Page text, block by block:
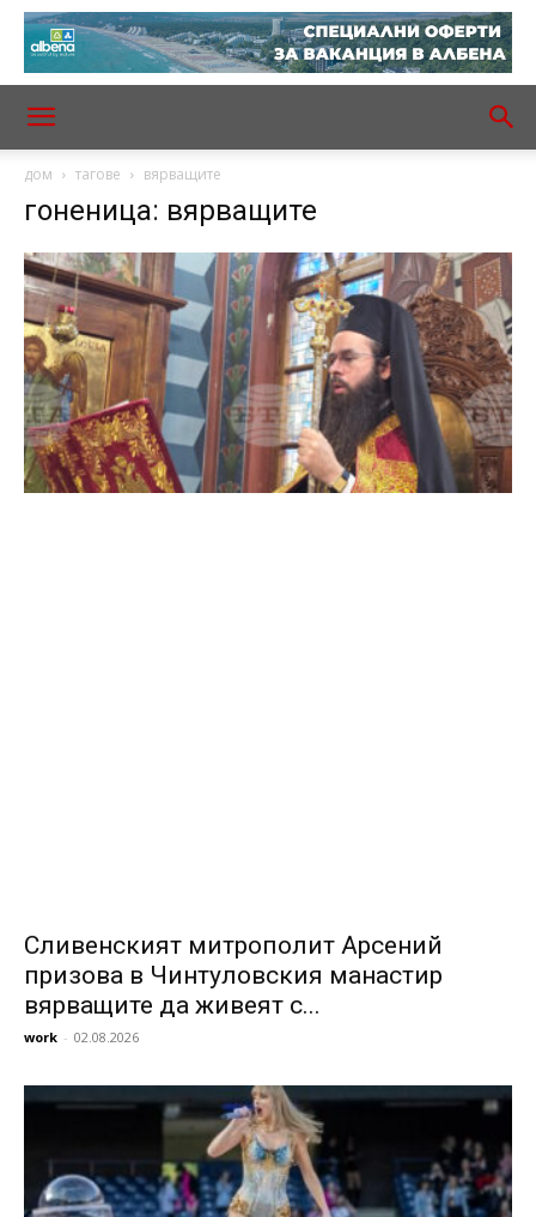
дом тагове вярващите
гоненица: вярващите
Сливенският митрополит Арсений
призова в Чинтуловския манастир
вярващите да живеят с...
work - 02.08.2026